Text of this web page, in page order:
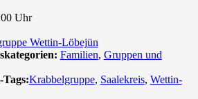
Uhr
Wettin-Löbejün
Familien, Gruppen und
Krabbelgruppe, Saalekreis, Wettin-